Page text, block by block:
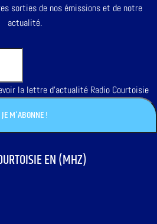
sorties de nos émissions et de notre
actualité.
la lettre d'actualité Radio Courtoisie
EN (MHZ)